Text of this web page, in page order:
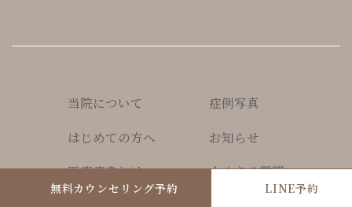
当院について
症例写真
はじめての方へ
お知らせ
医療痩身とは
よくある質問
無料カウンセリング予約 LINE予約